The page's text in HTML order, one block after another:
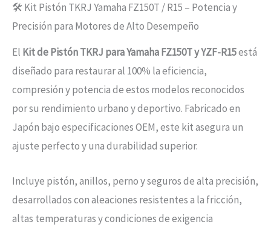
🛠️ Kit Pistón TKRJ Yamaha FZ150T / R15 – Potencia y
Precisión para Motores de Alto Desempeño
El Kit de Pistón TKRJ para Yamaha FZ150T y YZF-R15está
diseñado para restaurar al 100% la eficiencia,
compresión y potencia de estos modelos reconocidos
por su rendimiento urbano y deportivo. Fabricado en
Japón bajo especificaciones OEM, este kit asegura un
ajuste perfecto y una durabilidad superior.
Incluye pistón, anillos, perno y seguros de alta precisión,
desarrollados con aleaciones resistentes a la fricción,
altas temperaturas y condiciones de exigencia